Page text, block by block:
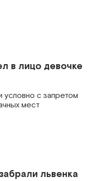
в лицо девочке
условно с запретом
мест
львенка